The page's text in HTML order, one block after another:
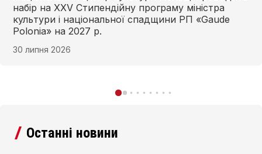
Стипендійна програма для Полонії імені генерала
Владислава Андерса («Anders NAWA») – це шанс
для молоді польського походження розпочати
навчання в Польщі на бакалаврських та єдиних
Останні новини